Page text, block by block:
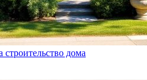
дома